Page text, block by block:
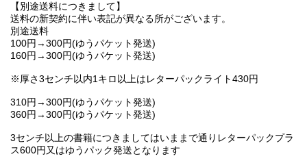
【別途送料につきまして】
送料の新契約に伴い表記が異なる所がございます。
別途送料
100円→300円(ゆうパケット発送)
160円→300円(ゆうパケット発送)
※厚さ3センチ以内1キロ以上はレターパックライト430円
310円→300円(ゆうパケット発送)
360円→300円(ゆうパケット発送)
3センチ以上の書籍につきましてはいままで通りレターパックプラ
ス600円又はゆうパック発送となります